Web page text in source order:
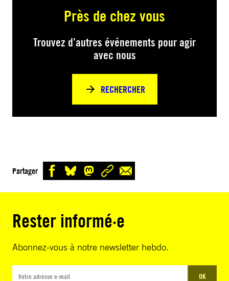
Près de chez vous
Trouvez d’autres événements pour agir
avec nous
RECHERCHER
Partager
Rester informé·e
Abonnez-vous à notre newsletter hebdo.
OK